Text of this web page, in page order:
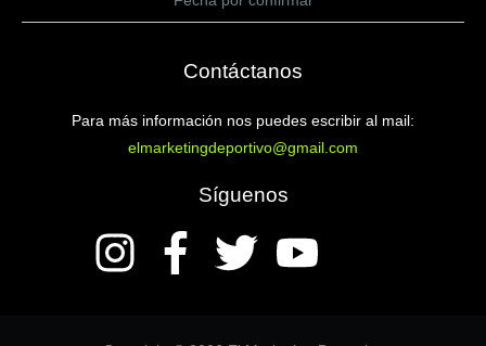
Contáctanos
Para más información nos puedes escribir al mail:
elmarketingdeportivo@gmail.com
Síguenos